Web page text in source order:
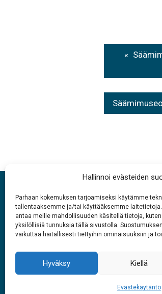
Hallinnoi evästeiden
Parhaan kokemuksen tarjoamiseksi käytämme
tallentaaksemme ja/tai käyttääksemme
antaa meille mahdollisuuden käsitellä tietoja,
yksilöllisiä tunnuksia tällä sivustolla.
vaikuttaa haitallisesti tiettyihin ominaisuuksiin ja
Hyväksy Kiellä
Evästekäytäntö
Post
1.6. – 27.9.2026
Jyehi peeivi